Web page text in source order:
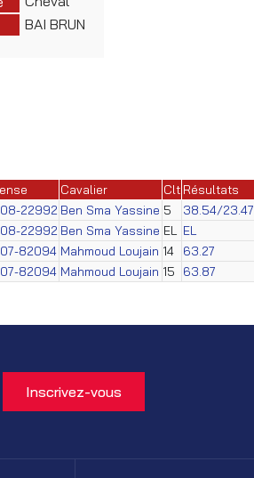
BAI BRUN
Cavalier Clt Résultats
22992 Ben Sma Yassine 5
38.54/23.47
22992 Ben Sma Yassine EL
EL
82094 Mahmoud Loujain 14
63.27
82094 Mahmoud Loujain 15 63.87